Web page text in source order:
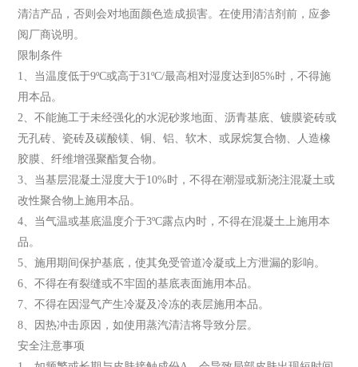
清洁产品，否则会对地面颜色造成损害。在使用清洁剂前，应参
阅厂商说明。
限制条件
1、当温度低于9ºC或高于31ºC/最高相对湿度达到85%时，不得施
用本品。
2、不能施工于未经强化的水泥砂浆地面、沥青基底、镀膜瓷砖或
无孔砖、瓷砖及碳酸镁、铜、铝、软木、或尿烷复合物、人造橡
胶膜、纤维增强聚酯复合物。
3、当基层混凝土湿度大于10%时，不得在潮湿或新浇注混凝土或
改性聚合物上施用本品。
4、当气温或基底温度介于3ºC露点内时，不得在混凝土上施用本
品。
5、施用期间保护基底，使其免受管道冷凝或上方泄漏的影响。
6、不得在有裂缝或不牢固的基底表面施用本品。
7、不得在因湿气产生冷凝及冷冻的表层施用本品。
8、因热冲击原因，如使用蒸汽清洁将导致分层。
安全注意事项